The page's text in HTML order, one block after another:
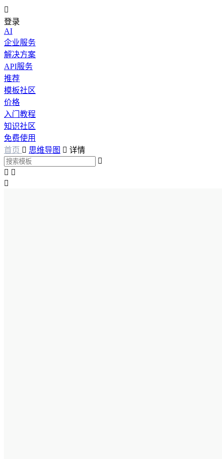

登录
AI
企业服务
解决方案
API服务
推荐
模板社区
价格
入门教程
知识社区
免费使用
首页  思维导图  详情

 
